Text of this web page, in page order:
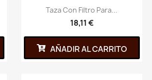
Taza Con Filtro Para...
18,11 €
AÑADIR AL CARRITO